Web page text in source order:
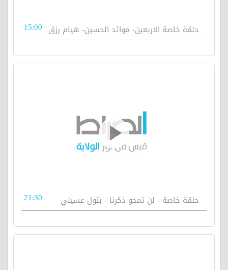
حلقة خاصة الاربعين- موائد الحسين- هيام رزق 15:00
حلقة خاصة - لن تمحو ذكرنا - بتول عسيلي 21:30